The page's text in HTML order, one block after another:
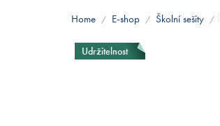
Home / E-shop / Školní sešity /
Udržitelnost